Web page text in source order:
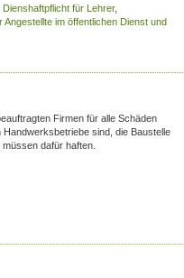
Dienshaftpflicht für Lehrer,
Angestellte im öffentlichen Dienst und
Firmen für alle Schäden
sind, die Baustelle
dafür haften.